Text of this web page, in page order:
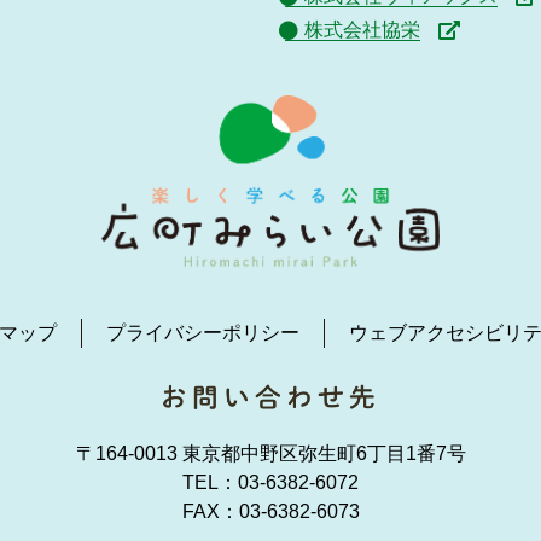
株式会社協栄
ップ プライバシーポリシー ウェブアクセシビリ
〒164-0013 東京都中野区弥生町6丁目1番7号
TEL： 03-6382-6072
FAX：03-6382-6073